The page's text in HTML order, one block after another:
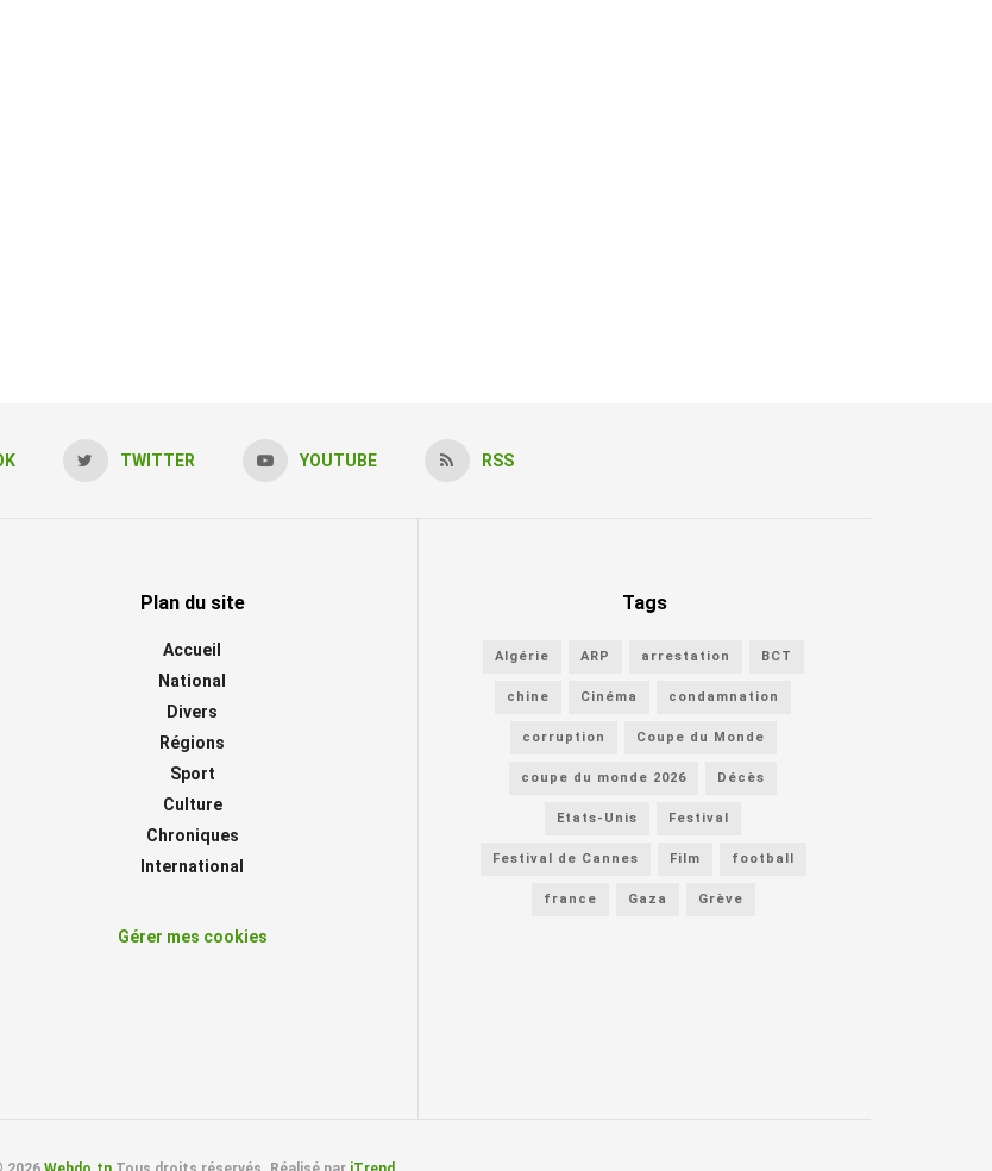
TWITTER YOUTUBE RSS
Plan du site
Accueil
National
Divers
Régions
Sport
Culture
Chroniques
International
Gérer mes cookies
Tags
Algérie ARP arrestation BCT
chine Cinéma condamnation
corruption Coupe du Monde
coupe du monde 2026 Décès
Etats-Unis Festival
Festival de Cannes Film football
france Gaza Grève